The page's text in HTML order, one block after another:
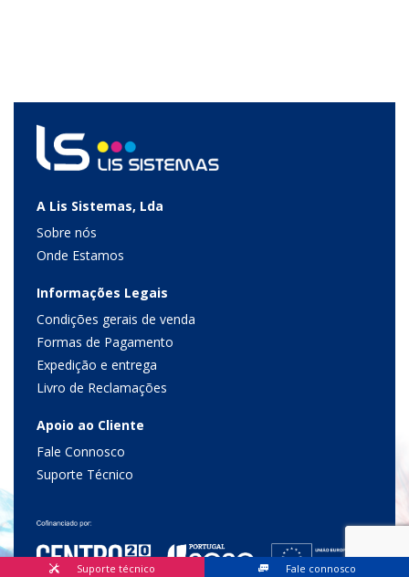
A Lis Sistemas, Lda
Sobre nós
Onde Estamos
Informações Legais
Condições gerais de venda
Formas de Pagamento
Expedição e entrega
Livro de Reclamações
Apoio ao Cliente
Fale Connosco
Suporte Técnico
Suporte técnico Fale connosco